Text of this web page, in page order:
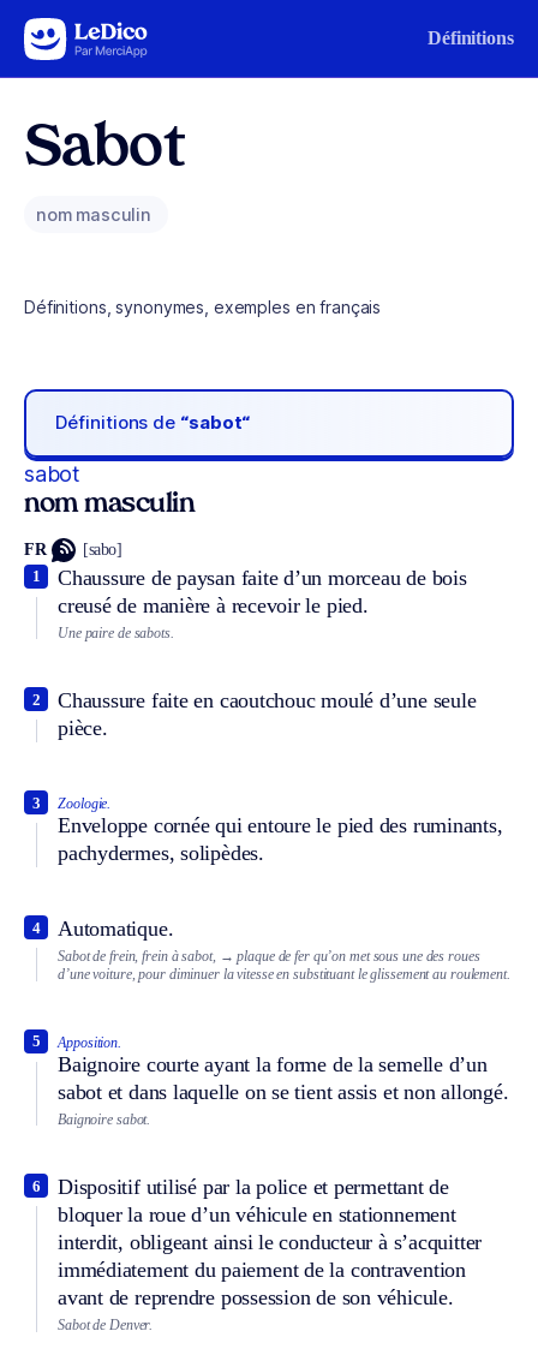
Aller au contenu Définitions
Sabot
nom masculin
Définitions, synonymes, exemples en français
Définitions de “sabot“
sabot
nom masculin
FR [sabo]
Chaussure de paysan faite d’un morceau de bois
creusé de manière à recevoir le pied.
1
Une paire de sabots.
Chaussure faite en caoutchouc moulé d’une seule
pièce.
2
Zoologie.
Enveloppe cornée qui entoure le pied des ruminants,
pachydermes, solipèdes.
3
Automatique.
4
Sabot de frein, frein à sabot, → plaque de fer qu’on met sous une des roues
d’une voiture, pour diminuer la vitesse en substituant le glissement au roulement.
Apposition.
Baignoire courte ayant la forme de la semelle d’un
sabot et dans laquelle on se tient assis et non allongé.
5
Baignoire sabot.
Dispositif utilisé par la police et permettant de
bloquer la roue d’un véhicule en stationnement
interdit, obligeant ainsi le conducteur à s’acquitter
immédiatement du paiement de la contravention
avant de reprendre possession de son véhicule.
6
Sabot de Denver.